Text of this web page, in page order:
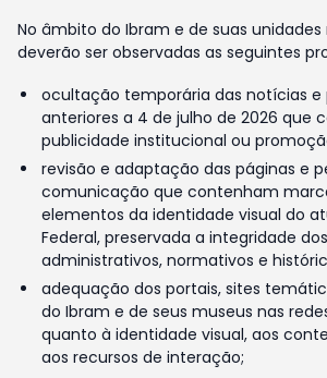
No âmbito do Ibram e de suas
deverão ser observadas as seguintes
ocultação temporária das notícias e
anteriores a 4 de julho de 2026 que
publicidade institucional ou
revisão e adaptação das páginas e
comunicação que contenham
elementos da identidade visual do
Federal, preservada a integridade
administrativos, normativos e
adequação dos portais, sites
do Ibram e de seus museus nas
quanto à identidade visual, aos
aos recursos de interação;